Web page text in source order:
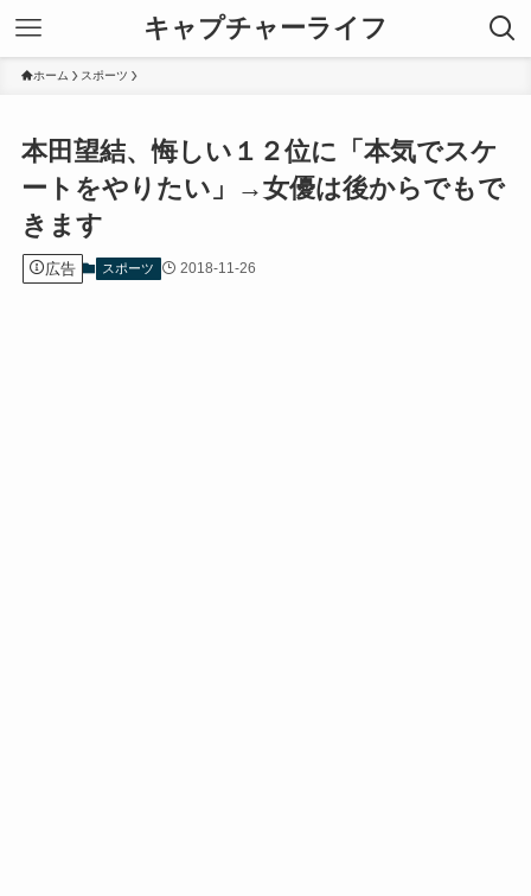
キャプチャーライフ
ホーム スポーツ
本田望結、悔しい１２位に「本気でスケ
ートをやりたい」→女優は後からでもで
きます
広告 スポーツ 2018-11-26